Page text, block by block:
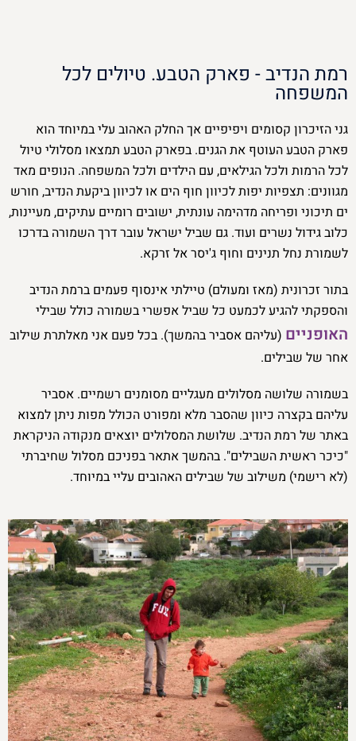
רמת הנדיב - פארק הטבע. טיולים לכל
המשפחה
גני הזיכרון קסומים ויפיפיים אך החלק האהוב עלי במיוחד הוא
פארק הטבע העוטף את הגנים. בפארק הטבע תמצאו מסלולי טיול
לכל הרמות ולכל הגילאים, עם הילדים ולכל המשפחה. הנופים מאד
מגוונים: תצפיות יפות לכיוון חוף הים או לכיוון ביקעת הנדיב, חורש
ים תיכוני ופריחה מדהימה עונתית, ישובים רומיים עתיקים, מעיינות,
כלוב גידול נשרים ועוד. גם שביל ישראל עובר דרך השמורה בדרכו
לשמורת נחל תנינים וחוף ג'יסר אל זרקא.
בתור זכרונית (מאז ומעולם) טיילתי אינסוף פעמים ברמת הנדיב
והספקתי להגיע לכמעט כל שביל אפשרי בשמורה כולל שבילי
האופניים (עליהם אסביר בהמשך). בכל פעם אני מאלתרת שילוב
אחר של שבילים.
בשמורה שלושה מסלולים מעגליים מסומנים רשמיים. אסביר
עליהם בקצרה כיוון שהסבר מלא ומפורט הכולל מפות ניתן למצוא
באתר של רמת הנדיב. שלושת המסלולים יוצאים מנקודה הניקראת
"כיכר ראשית השבילים". בהמשך אתאר בפניכם מסלול שחיברתי
(לא רישמי) משילוב של שבילים האהובים עליי במיוחד.